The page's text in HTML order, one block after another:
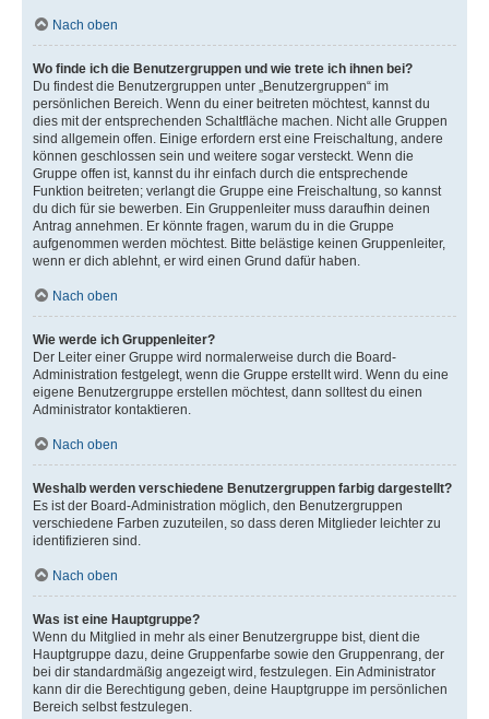
Nach oben
Wo finde ich die Benutzergruppen und wie trete ich ihnen bei?
Du findest die Benutzergruppen unter „Benutzergruppen“ im
persönlichen Bereich. Wenn du einer beitreten möchtest, kannst du
dies mit der entsprechenden Schaltfläche machen. Nicht alle Gruppen
sind allgemein offen. Einige erfordern erst eine Freischaltung, andere
können geschlossen sein und weitere sogar versteckt. Wenn die
Gruppe offen ist, kannst du ihr einfach durch die entsprechende
Funktion beitreten; verlangt die Gruppe eine Freischaltung, so kannst
du dich für sie bewerben. Ein Gruppenleiter muss daraufhin deinen
Antrag annehmen. Er könnte fragen, warum du in die Gruppe
aufgenommen werden möchtest. Bitte belästige keinen Gruppenleiter,
wenn er dich ablehnt, er wird einen Grund dafür haben.
Nach oben
Wie werde ich Gruppenleiter?
Der Leiter einer Gruppe wird normalerweise durch die Board-
Administration festgelegt, wenn die Gruppe erstellt wird. Wenn du eine
eigene Benutzergruppe erstellen möchtest, dann solltest du einen
Administrator kontaktieren.
Nach oben
Weshalb werden verschiedene Benutzergruppen farbig dargestellt?
Es ist der Board-Administration möglich, den Benutzergruppen
verschiedene Farben zuzuteilen, so dass deren Mitglieder leichter zu
identifizieren sind.
Nach oben
Was ist eine Hauptgruppe?
Wenn du Mitglied in mehr als einer Benutzergruppe bist, dient die
Hauptgruppe dazu, deine Gruppenfarbe sowie den Gruppenrang, der
bei dir standardmäßig angezeigt wird, festzulegen. Ein Administrator
kann dir die Berechtigung geben, deine Hauptgruppe im persönlichen
Bereich selbst festzulegen.